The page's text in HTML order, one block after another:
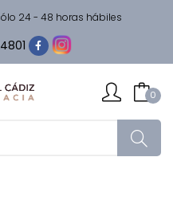
24 - 48 horas hábiles
0